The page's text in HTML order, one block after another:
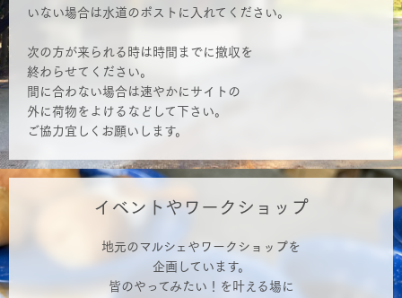
いない場合は水道のポストに入れてください。
次の方が来られる時は時間までに撤収を
終わらせてください。
間に合わない場合は速やかにサイトの
外に荷物をよけるなどして下さい。
ご協力宜しくお願いします。
イベントやワークショップ
地元のマルシェやワークショップを
企画しています。
皆のやってみたい！を叶える場に